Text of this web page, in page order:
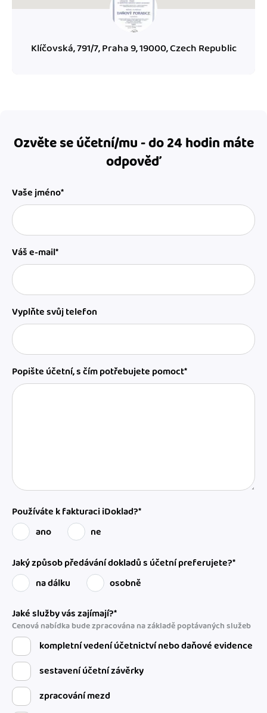
Klíčovská, 791/7, Praha 9, 19000, Czech Republic
Ozvěte se účetní/mu - do 24 hodin máte
odpověď
Vaše jméno*
Váš e-mail*
Vyplňte svůj telefon
Popište účetní, s čím potřebujete pomoct*
Používáte k fakturaci iDoklad?*
ano
ne
Jaký způsob předávání dokladů s účetní preferujete?*
na dálku
osobně
Jaké služby vás zajímají?*
Cenová nabídka bude zpracována na základě poptávaných služeb
kompletní vedení účetnictví nebo daňové evidence
sestavení účetní závěrky
zpracování mezd